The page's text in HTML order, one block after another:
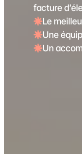
facture
Le
Une
Un